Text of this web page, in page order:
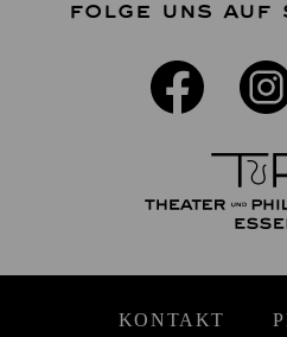
FOLGE UNS AUF
KONTAKT